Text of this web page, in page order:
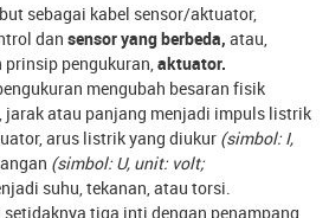
sebagai kabel sensor/aktuator,
dan sensor yang berbeda, atau,
pengukuran, aktuator.
mengubah besaran fisik
jarak atau panjang menjadi impuls listrik
arus listrik yang diukur (simbol: I,
(simbol: U, unit: volt;
suhu, tekanan, atau torsi.
tiga inti dengan penampang